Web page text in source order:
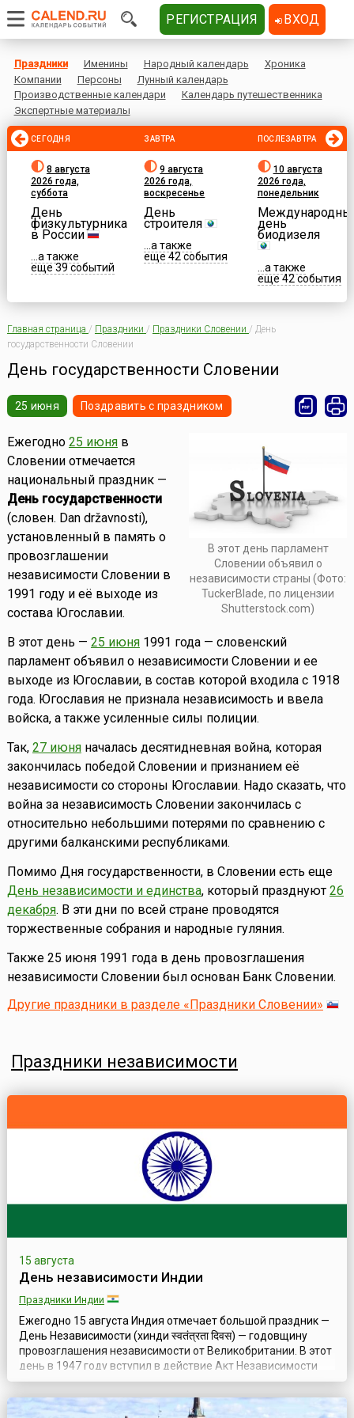
Праздники Именины Народный календарь
Хроника
Компании
Персоны
Лунный календарь
Производственные календари
Календарь путешественника
Экспертные материалы
СЕГОДНЯ
8 августа
2026 года,
суббота
День
физкультурника
в России
...а также
еще 39 событий
ЗАВТРА
9 августа
2026 года,
воскресенье
День
строителя
...а также
еще 42 события
ПОСЛЕЗАВТРА
10 августа
2026 года,
понедельник
день
биодизеля
...а также
еще 42 события
Главная страница / Праздники / Праздники Словении / День
государственности Словении
День государственности Словении
25 июня Поздравить с праздником
В этот день парламент
Словении объявил о
независимости страны (Фото:
TuckerBlade, по лицензии
Shutterstock.com)
Ежегодно 25 июняв
Словении отмечается
национальный праздник —
День государственности
(словен. Dan državnosti),
установленный в память о
провозглашении
независимости Словении в
1991 году и её выходе из
состава Югославии.
В этот день — 25 июня1991 года — словенский
парламент объявил о независимости Словении и ее
выходе из Югославии, в состав которой входила с 1918
года. Югославия не признала независимость и ввела
войска, а также усиленные силы полиции.
Так, 27 июняначалась десятидневная война, которая
закончилась победой Словении и признанием её
независимости со стороны Югославии. Надо сказать, что
война за независимость Словении закончилась с
относительно небольшими потерями по сравнению с
другими балканскими республиками.
Помимо Дня государственности, в Словении есть еще
День независимости и единства, который празднуют 26
декабря. В эти дни по всей стране проводятся
торжественные собрания и народные гуляния.
Также 25 июня 1991 года в день провозглашения
независимости Словении был основан Банк Словении.
Другие праздники в разделе «Праздники Словении»
Праздники независимости
15 августа
День независимости Индии
Праздники Индии
Ежегодно 15 августа Индия отмечает большой праздник —
День Независимости (хинди स्वतंत्रता दिवस) — годовщину
провозглашения независимости от Великобритании. В этот
день в 1947 году вступил в действие Акт Независимости
Индии (англ. Indian Independence Act), и над стенами
Красного форта в Дели первым премьер-министром
страны Джавахарлалом Неру при огромном стечении
РЕГИСТРАЦИЯ ВХОД